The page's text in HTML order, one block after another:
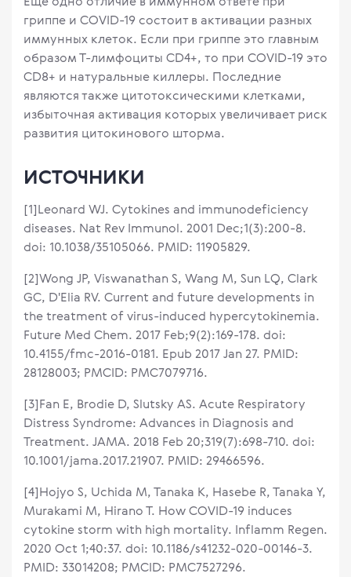
гриппе и COVID-19 состоит в активации разных
иммунных клеток. Если при гриппе это главным
образом Т-лимфоциты CD4+, то при COVID-19 это
CD8+ и натуральные киллеры. Последние
являются также цитотоксическими клетками,
избыточная активация которых увеличивает риск
развития цитокинового шторма.
ИСТОЧНИКИ
[1]Leonard WJ. Cytokines and immunodeficiency
diseases. Nat Rev Immunol. 2001 Dec;1(3):200-8.
doi: 10.1038/35105066. PMID: 11905829.
[2]Wong JP, Viswanathan S, Wang M, Sun LQ, Clark
GC, D'Elia RV. Current and future developments in
the treatment of virus-induced hypercytokinemia.
Future Med Chem. 2017 Feb;9(2):169-178. doi:
10.4155/fmc-2016-0181. Epub 2017 Jan 27. PMID:
28128003; PMCID: PMC7079716.
[3]Fan E, Brodie D, Slutsky AS. Acute Respiratory
Distress Syndrome: Advances in Diagnosis and
Treatment. JAMA. 2018 Feb 20;319(7):698-710. doi:
10.1001/jama.2017.21907. PMID: 29466596.
[4]Hojyo S, Uchida M, Tanaka K, Hasebe R, Tanaka Y,
Murakami M, Hirano T. How COVID-19 induces
cytokine storm with high mortality. Inflamm Regen.
2020 Oct 1;40:37. doi: 10.1186/s41232-020-00146-3.
PMID: 33014208; PMCID: PMC7527296.